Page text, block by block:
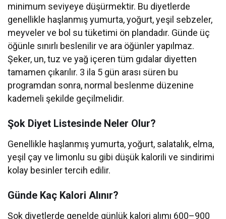
minimum seviyeye düşürmektir. Bu diyetlerde
genellikle haşlanmış yumurta, yoğurt, yeşil sebzeler,
meyveler ve bol su tüketimi ön plandadır. Günde üç
öğünle sınırlı beslenilir ve ara öğünler yapılmaz.
Şeker, un, tuz ve yağ içeren tüm gıdalar diyetten
tamamen çıkarılır. 3 ila 5 gün arası süren bu
programdan sonra, normal beslenme düzenine
kademeli şekilde geçilmelidir.
Şok Diyet Listesinde Neler Olur?
Genellikle haşlanmış yumurta, yoğurt, salatalık, elma,
yeşil çay ve limonlu su gibi düşük kalorili ve sindirimi
kolay besinler tercih edilir.
Günde Kaç Kalori Alınır?
Şok diyetlerde genelde günlük kalori alımı 600–900